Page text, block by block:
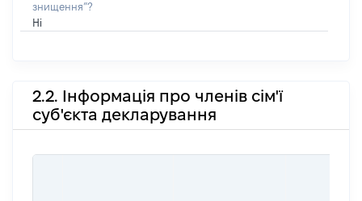
знищення”?
Ні
2.2. Інформація про членів сім'ї
суб'єкта декларування